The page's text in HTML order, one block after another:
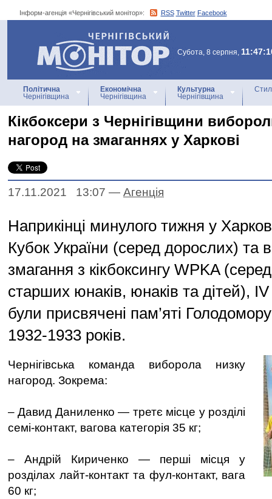
Інформ-агенція «Чернігівський монітор»: RSS Twitter Facebook
Інформ-агенція
«Чернігівський монітор»
Субота, 8 серпня,
Політична
Чернігівщина
Економічна
Чернігівщина
Культурна
Чернігівщина
Кікбоксери з Чернігівщини
нагород на змаганнях у Харкові
17.11.2021 13:07 — Агенцiя
Наприкінці минулого тижня у
Кубок України (серед дорослих) та
змагання з кікбоксингу WPKA
старших юнаків, юнаків та дітей),
були присвячені пам’яті
1932-1933 років.
Чернігівська команда виборола низку
нагород. Зокрема:
– Давид Даниленко — третє місце у розділі
семі-контакт, вагова категорія 35 кг;
– Андрій Кириченко — перші місця у
розділах лайт-контакт та фул-контакт, вага
60 кг;